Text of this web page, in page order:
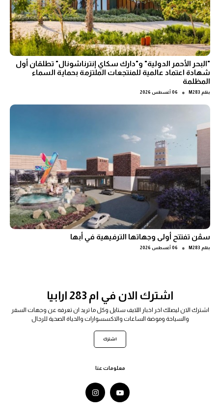
"البحر الأحمر الدولية" و"دارك سكاي إنترناشونال" تطلقان أول
شهادة اعتماد عالمية للمنتجعات الملتزمة بحماية السماء
المظلمة
بقلم M283
● 06 أغسطس 2026
سڤن تفتتح أولى وجهاتها الترفيهية في أبها
بقلم M283
● 06 أغسطس 2026
اشترك الان في ام 283 ارابيا
اشترك الان ليصلك اخر اخبار اللايف ستايل وكل ما تريد ان تعرفه عن وجهات السفر
والسياحة وموضة الساعات والاكسسوارات والحياة الصحية للرجال
اشترك
معلومات عنا